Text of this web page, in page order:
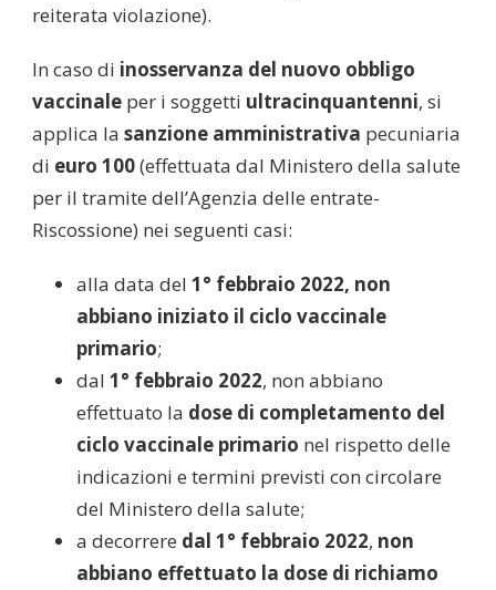
reiterata violazione).
In caso di inosservanza del nuovo obbligo
vaccinale per i soggetti ultracinquantenni, si
applica la sanzione amministrativa pecuniaria
di euro 100(effettuata dal Ministero della salute
per il tramite dell’Agenzia delle entrate-
Riscossione) nei seguenti casi:
alla data del 1° febbraio 2022, non
abbiano iniziato il ciclo vaccinale
primario;
dal 1° febbraio 2022, non abbiano
effettuato la dose di completamento del
ciclo vaccinale primario nel rispetto delle
indicazioni e termini previsti con circolare
del Ministero della salute;
a decorrere dal 1° febbraio 2022, non
abbiano effettuato la dose di richiamo